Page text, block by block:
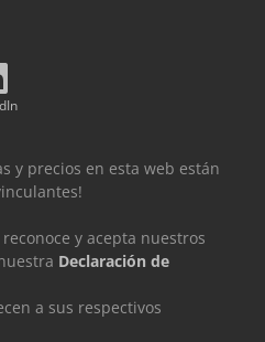
y precios en esta web están
y acepta nuestros
Declaración de
a sus respectivos